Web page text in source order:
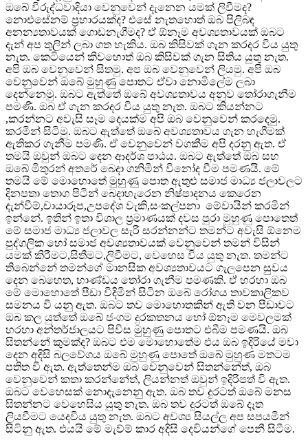
ඔබේ විරුද්ධවාදියා වෙනුවෙන් දැනෙන යමක් ලිවීමද?
නොඑසේනම් ප්‍රහාරයක්ද? එසේ නැතහොත් ඔබ පිලිබඳ
අනන්‍යතාවයක් ගොඩනැගීමද? ඒ ඕනෑම අවශ්‍යතාවයක් ඔබට
දැන් අප තුලින් ලබා ගත හැකිය. ඔබ කිසිවක් ගැන කරදර විය යුතු
නැත. කෙටියෙන් කිවහොත් ඔබ කිසිවක් ගැන සිතිය යුතු නැත.
අපි ඔබ වෙනුවෙන් සිතමු. අප ඔබ වෙනුවෙන් ලියමු. අපි ඔබ
වෙනුවෙන් ඔබේ මුහුණු පොතට ඒවා නොමිලේම ලබා
දෙන්නෙමු. ඔබට ඇත්තේ ඔබේ අවශ්‍යතාවය අනුව තෝරාගැනීම
පමණි. ඔබ ඒ ගැන කරදර විය යුතු නැත. ඔබට කියන්නට
,කරන්නට අවැසි සෑම දෙයක්ම අපි ඔබ වෙනුවෙන් කරදෙමු.
කරමින් සිටිමු. ඔබට ඇත්තේ ඔබේ අවශ්‍යතාවය ගැන හැගීමක්
ඇතිකර ගැනීම පමණි. ඒ වෙනුවෙන් වගකීම අපි දරනු ඇත. ඒ
තමයි ඔවුන් ඔබට දෙන ආදර්ශ පාඨය. ඔබට ඇත්තේ ඔබ සහ
ඔබේ මිතුරන් අතරේ බෙදා ගනිමින් විනෝද වීම පමණයි. මේ
තමයි මේ මොහොතේ මුහුණු පොත ඇතුළු සමාජ මාධ්‍ය ජලාවලට
දිනපතා තොග පිටින් බෙදාහැරෙන නිෂ්පාදනය කෙරෙන
දැන්වීම්,චායාරූප,උපදේශ වැකි,සංකල්පනා මේවායින් කරමින්
ඉන්නේ. ඉතින් ඉතා විශාල ප්‍රමාණයක් දවස පුරා මුහුණු පොතෙත්
මේ සමාජ මාධ්‍ය ජලාවල සැරි සරන්නන්ට තමන්ට අවැසි ඕනෙම
පුද්ගලික හෝ සමාජ අවශ්‍යතාවයක් වෙනුවෙන් තමන් විසින්
යමක් කිරීමට,සිතීමට,ලිවීමට, වෙහෙස විය යුතු නැත. තමන්ට
තිබෙන්නේ තමන්ගේ මානසික අවශ්‍යතාවයට ගැලපෙන සුවය
දෙන බෙහෙත, භාණ්ඩය තෝරා ගැනීම පමණකි. ඒ හරහා ඔබ
මේ මොහොතේ පීඩා විදිමින් සිටින ඔබේ රෝගය තාවකාලිකව
සමනය වී යනු ඇත. ඔබට තව මොහොතකින් ඇති වන පීඩාවට
ඔබ කල යුත්තේ ඔබේ ජංගම දුරකතනය හෝ ඕනෑම මෙවලමක්
හරහා අන්තර්ජාලයට පිවිස මුහුණු පොතට එබීම පමණයි. ඔබ
සිතන්නේ කුමක්ද? ඔබට එම මොහොතේම එය ඔබ ඉදිරියේ මවා
දෙන අදිසි බලවේගය ඔබේ මුහුණු පොතේ ඔබේ මුහුණ මතටම
පතිත වී ඇත. ඇත්තෙන්ම ඔබ වෙනුවෙන් සිතන්නේත්, ඔබ
වෙනුවෙන් කතා කරන්නේත්, ලියන්නත් ඔවුන් ඉදිරිපත් වි ඇත.
ඔබට වෙහෙසක් නොදැනෙනු ඇත. ඔබ තව දුරටත් ඔබේ මනස
සිතන්නට වෙහෙසිය යුතු නැත. ඔබ තව දුරටත් ඔබේ දෑත
ලියවීමට යෙදවිය යුතු නැත. ඔබට අවශ්‍ය සියල්ල අප සපයමින්
සිටිනු ඇත. එයයි මේ මැව්ම් කාර අදිසි දෙවියන්ගේ පෙනී සිටීම.